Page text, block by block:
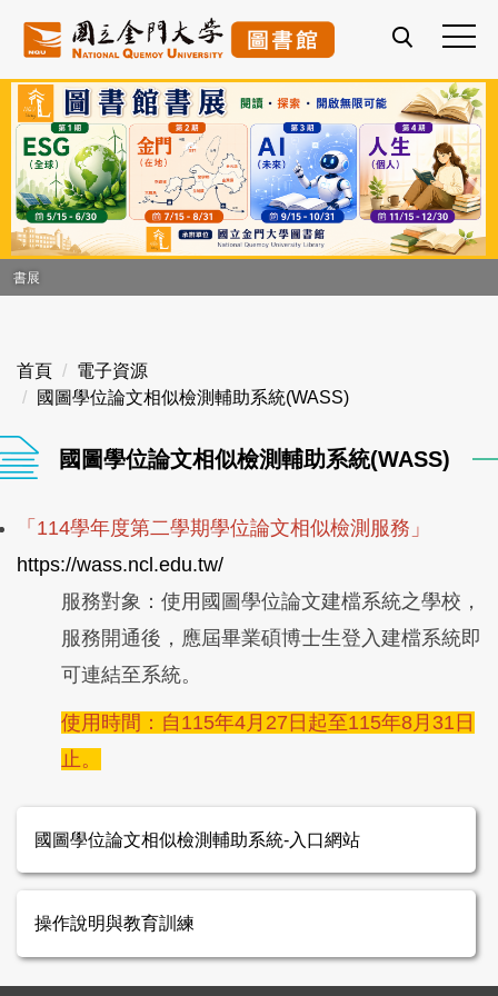
跳
內
容
區
書展
首頁
電子資源
國圖學位論文相似檢測輔助系統(WASS)
國圖學位論文相似檢測輔助系統(WASS)
「114學年度第二學期學位論文相似檢測服務」
https://wass.ncl.edu.tw/
服務對象：使用國圖學位論文建檔系統之學校 ，
服務開通後 ， 應屆畢業碩博士生登 入 建檔系統即
可連結至系統。
使用時間：自115年4 月 27 日 起至115年8 月31日
止。
國圖學位論文相似檢測輔助系統-入口網站
操作說明與教育訓練